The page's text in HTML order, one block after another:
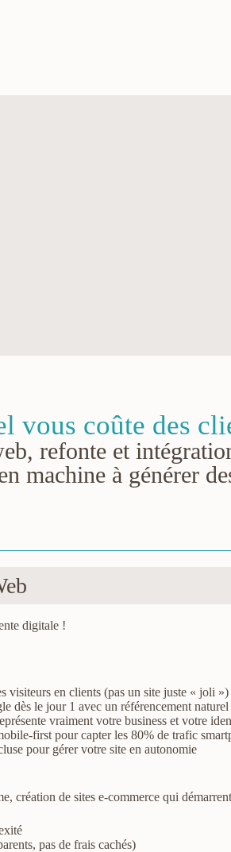
vous coûte des
refonte et
machine à générer
digitale !
visiteurs en clients (pas un site juste « joli »)
dès le jour 1 avec un référencement
vraiment votre business et votre
first pour capter les 80% de trafic
pour gérer votre site en autonomie
création de sites e-commerce qui
pas de frais cachés)